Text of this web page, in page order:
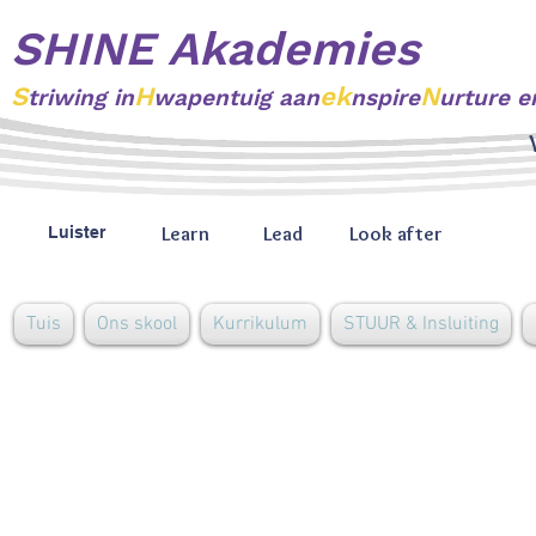
SHINE Akademies
Striwing inHwapentuig aaneknspireNurture
Luister Learn Lead Look after
Tuis Ons skool Kurrikulum STUUR & Insluiting